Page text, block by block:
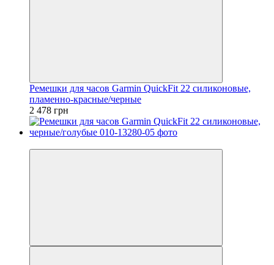
Ремешки для часов Garmin QuickFit 22 силиконовые,
пламенно-красные/черные
2 478 грн